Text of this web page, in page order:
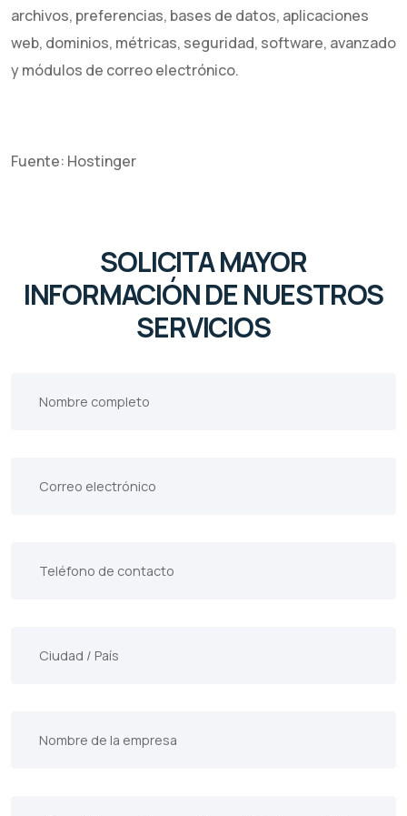
archivos, preferencias, bases de datos, aplicaciones
web, dominios, métricas, seguridad, software, avanzado
y módulos de correo electrónico.
Fuente: Hostinger
SOLICITA MAYOR
INFORMACIÓN DE NUESTROS
SERVICIOS